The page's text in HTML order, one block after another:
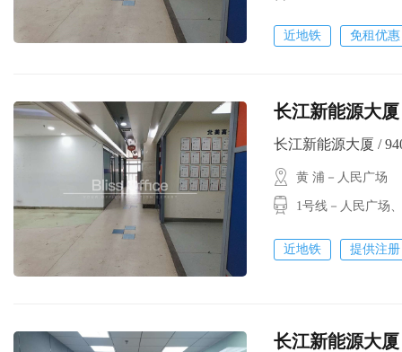
近地铁 免租优惠
长江新能源大厦
长江新能源大厦 /
黄 浦－人民广场
1号线－人民广场
近地铁 提供注册
长江新能源大厦